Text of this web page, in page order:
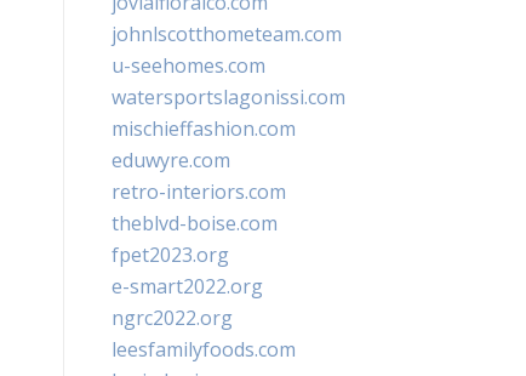
johnlscotthometeam.com
u-seehomes.com
watersportslagonissi.com
mischieffashion.com
eduwyre.com
retro-interiors.com
theblvd-boise.com
fpet2023.org
e-smart2022.org
ngrc2022.org
leesfamilyfoods.com